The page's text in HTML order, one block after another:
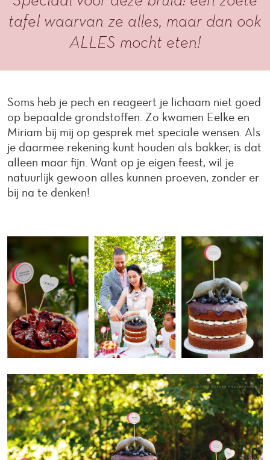
tafel waarvan ze alles, maar dan ook
ALLES mocht eten!
Soms heb je pech en reageert je lichaam niet goed
op bepaalde grondstoffen. Zo kwamen Eelke en
Miriam bij mij op gesprek met speciale wensen. Als
je daarmee rekening kunt houden als bakker, is dat
alleen maar fijn. Want op je eigen feest, wil je
natuurlijk gewoon alles kunnen proeven, zonder er
bij na te denken!